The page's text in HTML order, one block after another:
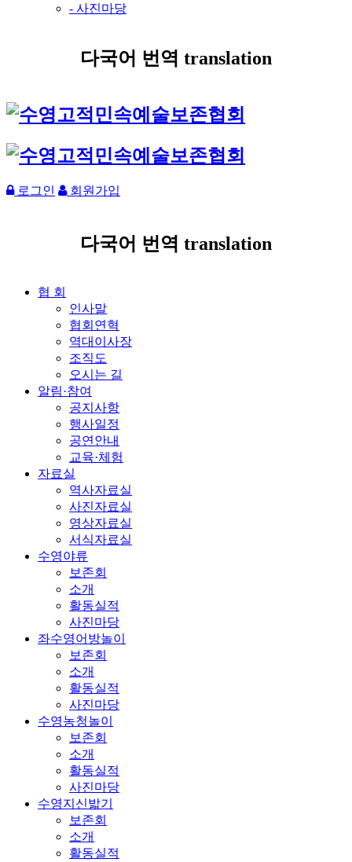
- 사진마당
다국어 번역 translation
로그인 회원가입
다국어 번역 translation
협 회
인사말
협회연혁
역대이사장
조직도
오시는 길
알림·참여
공지사항
행사일정
공연안내
교육·체험
자료실
역사자료실
사진자료실
영상자료실
서식자료실
수영야류
보존회
소개
활동실적
사진마당
좌수영어방놀이
보존회
소개
활동실적
사진마당
수영농청놀이
보존회
소개
활동실적
사진마당
수영지신밟기
보존회
소개
활동실적